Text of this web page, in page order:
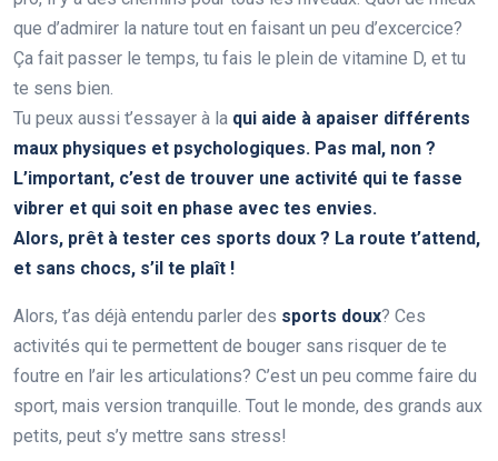
que d’admirer la nature tout en faisant un peu d’excercice?
Ça fait passer le temps, tu fais le plein de vitamine D, et tu
te sens bien.
Tu peux aussi t’essayer à la qui aide à apaiser différents
maux physiques et psychologiques. Pas mal, non ?
L’important, c’est de trouver une activité qui te fasse
vibrer et qui soit en phase avec tes envies.
Alors, prêt à tester ces sports doux ? La route t’attend,
et sans chocs, s’il te plaît !
Alors, t’as déjà entendu parler des sports doux? Ces
activités qui te permettent de bouger sans risquer de te
foutre en l’air les articulations? C’est un peu comme faire du
sport, mais version tranquille. Tout le monde, des grands aux
petits, peut s’y mettre sans stress!